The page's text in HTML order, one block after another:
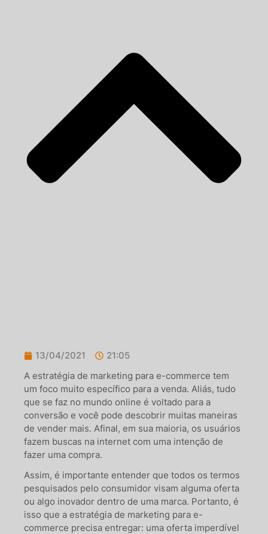
13/04/2021
21:05
A estratégia de marketing para e-commerce tem
um foco muito específico para a venda. Aliás, tudo
que se faz no mundo online é voltado para a
conversão e você pode descobrir muitas maneiras
de vender mais. Afinal, em sua maioria, os usuários
fazem buscas na internet com uma intenção de
fazer uma compra.
Assim, é importante entender que todos os termos
pesquisados pelo consumidor visam alguma oferta
ou algo inovador dentro de uma marca. Portanto, é
isso que a estratégia de marketing para e-
commerce precisa entregar: uma oferta imperdível